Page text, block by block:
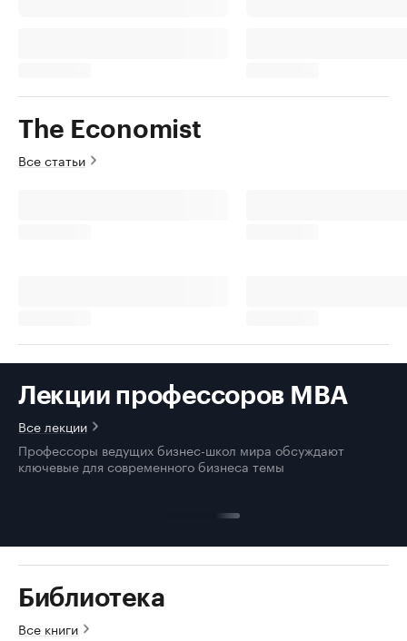
The Economist
Все статьи
Лекции профессоров MBA
Все лекции
Профессоры ведущих бизнес-школ мира обсуждают
ключевые для современного бизнеса темы
Библиотека
Все книги